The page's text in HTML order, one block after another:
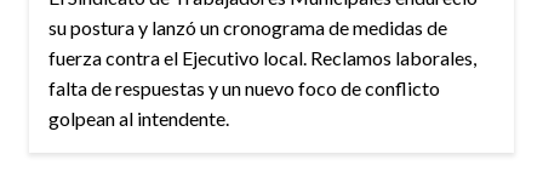
su postura y lanzó un cronograma de medidas de
fuerza contra el Ejecutivo local. Reclamos laborales,
falta de respuestas y un nuevo foco de conflicto
golpean al intendente.